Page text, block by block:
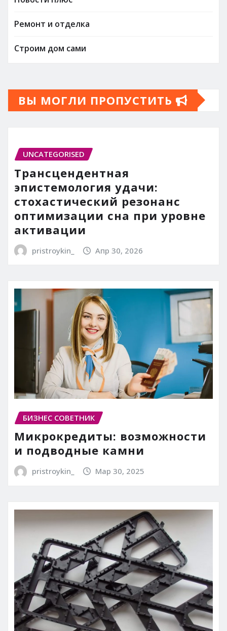
Ремонт и отделка
Строим дом сами
ВЫ МОГЛИ ПРОПУСТИТЬ
UNCATEGORISED
Трансцендентная
эпистемология удачи:
стохастический резонанс
оптимизации сна при уровне
активации
pristroykin_ Апр 30, 2026
БИЗНЕС СОВЕТНИК
Микрокредиты: возможности
и подводные камни
pristroykin_ Мар 30, 2025